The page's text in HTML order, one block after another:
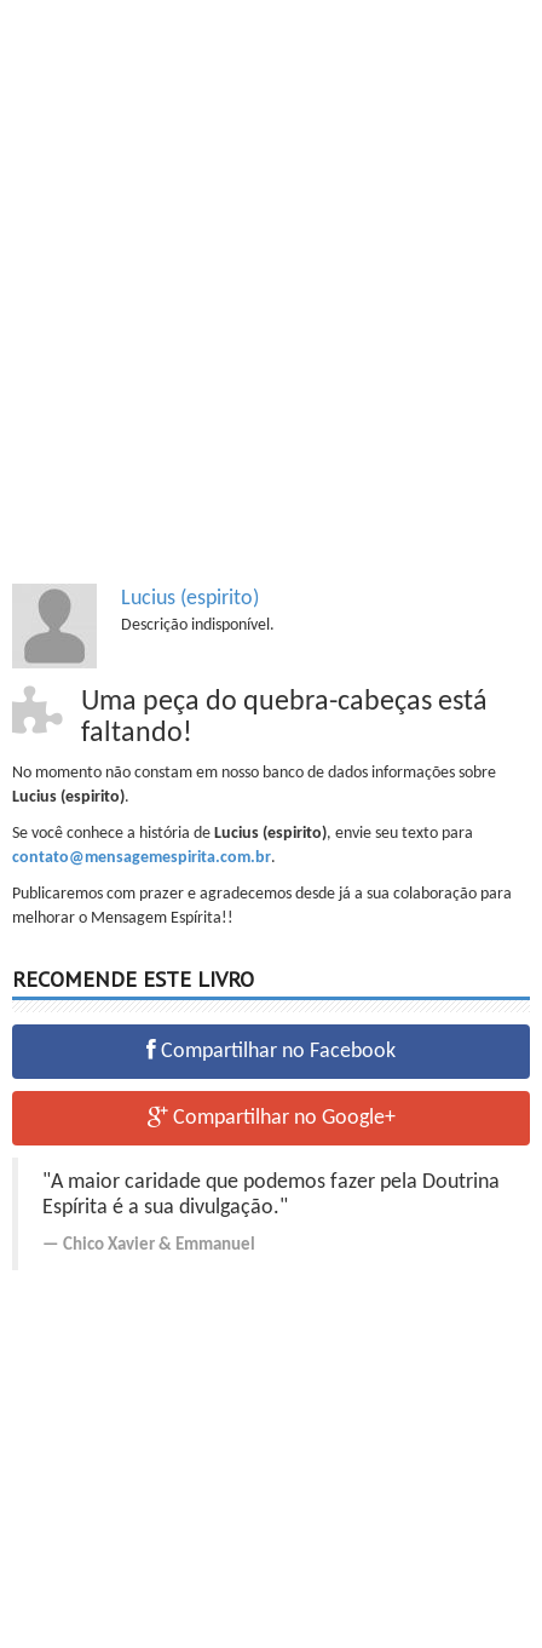
Lucius (espirito)
Descrição indisponível.
Uma peça do quebra-cabeças está
faltando!
No momento não constam em nosso banco de dados informações sobre
Lucius (espirito).
Se você conhece a história de Lucius (espirito), envie seu texto para
contato@mensagemespirita.com.br.
Publicaremos com prazer e agradecemos desde já a sua colaboração para
melhorar o Mensagem Espírita!!
RECOMENDE ESTE LIVRO
Compartilhar no Facebook
Compartilhar no Google+
"A maior caridade que podemos fazer pela Doutrina
Espírita é a sua divulgação."
Chico Xavier & Emmanuel